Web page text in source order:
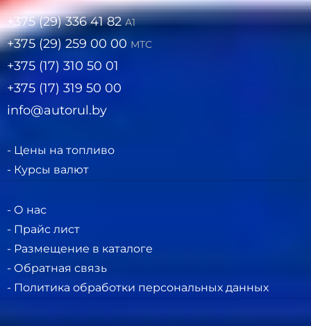
+375 (29) 336 41 82А1
+375 (29) 259 00 00 МТС
+375 (17) 310 50 01
+375 (17) 319 50 00
info@autorul.by
- Цены на топливо
- Курсы валют
- О нас
- Прайс лист
- Размещение в каталоге
- Обратная связь
- Политика обработки персональных данных